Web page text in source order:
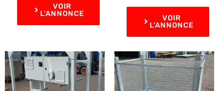
VOIR
L'ANNONCE
VOIR
L'ANNONCE